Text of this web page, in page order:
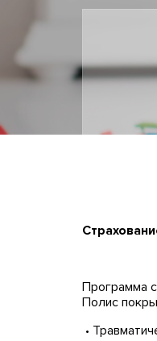
Программа
Полис
•